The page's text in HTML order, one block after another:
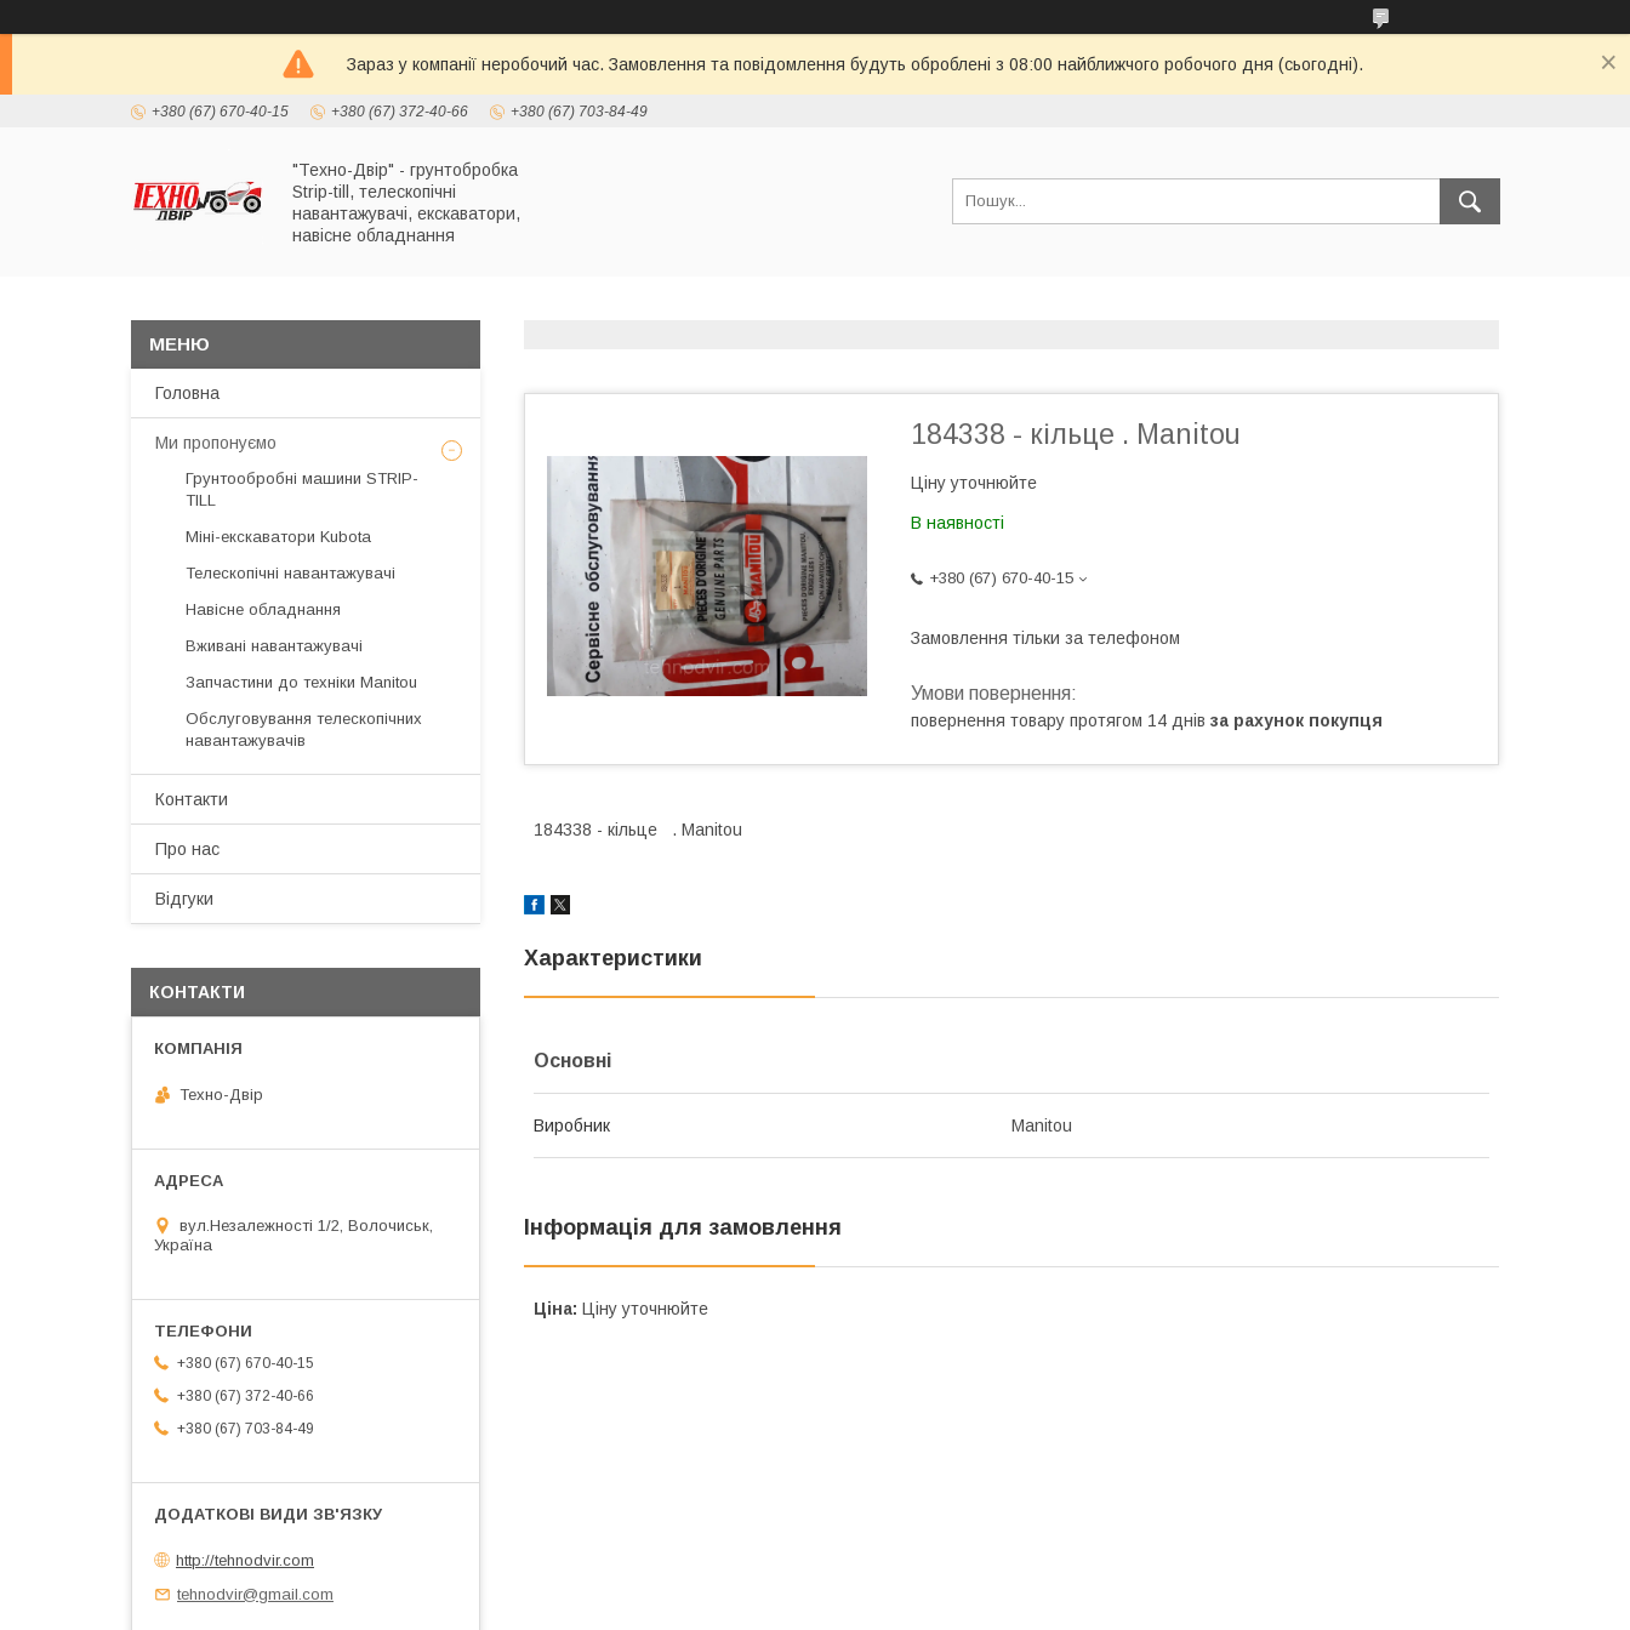
Зараз у компанії неробочий час. Замовлення та повідомлення будуть оброблені з 08:00 найближчого робочого дня (сьогодні).
+380 (67) 670-40-15 +380 (67) 372-40-66 +380 (67) 703-84-49
"Техно-Двір" - грунтобробка
Strip-till, телескопічні
навантажувачі, екскаватори,
навісне обладнання
184338 - кільце . Manitou
Ціну уточнюйте
В наявності
+380 (67) 670-40-15
Замовлення тільки за телефоном
повернення товару протягом 14 днів за рахунок покупця
184338 - кільце . Мanitou
Характеристики
Основні
Виробник Manitou
Інформація для замовлення
Ціна: Ціну уточнюйте
Головна
Ми пропонуємо
Грунтообробні машини STRIP-
TILL
Міні-екскаватори Kubota
Телескопічні навантажувачі
Навісне обладнання
Вживані навантажувачі
Запчастини до техніки Manitou
Обслуговування телескопічних
навантажувачів
Контакти
Про нас
Відгуки
КОНТАКТИ
Техно-Двір
вул.Незалежності 1/2, Волочиськ,
Україна
+380 (67) 670-40-15
+380 (67) 372-40-66
+380 (67) 703-84-49
http://tehnodvir.com
tehnodvir@gmail.com